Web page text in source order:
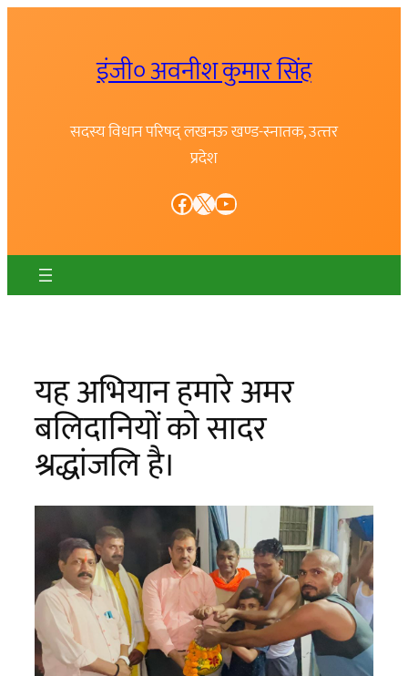
इंजी० अवनीश कुमार सिंह
सदस्य विधान परिषद् लखनऊ खण्ड-स्नातक, उत्त्तर
प्रदेश
Facebook X YouTube
यह अभियान हमारे अमर
बलिदानियों को सादर
श्रद्धांजलि है।